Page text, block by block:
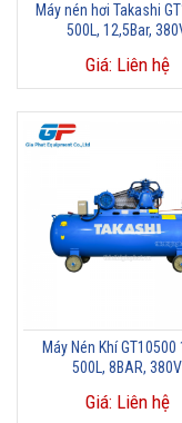
Máy nén hơi Takashi
500L, 12,5Bar,
Giá: Liên hệ
Máy Nén Khí GT10500
500L, 8BAR, 380V
Giá: Liên hệ